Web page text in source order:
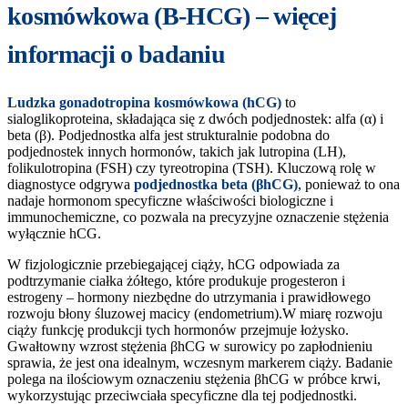
kosmówkowa (B-HCG) – więcej
informacji o badaniu
Ludzka gonadotropina kosmówkowa (hCG) to
sialoglikoproteina, składająca się z dwóch podjednostek: alfa (α) i
beta (β). Podjednostka alfa jest strukturalnie podobna do
podjednostek innych hormonów, takich jak lutropina (LH),
folikulotropina (FSH) czy tyreotropina (TSH). Kluczową rolę w
diagnostyce odgrywa podjednostka beta (βhCG), ponieważ to ona
nadaje hormonom specyficzne właściwości biologiczne i
immunochemiczne, co pozwala na precyzyjne oznaczenie stężenia
wyłącznie hCG.
W fizjologicznie przebiegającej ciąży, hCG odpowiada za
podtrzymanie ciałka żółtego, które produkuje progesteron i
estrogeny – hormony niezbędne do utrzymania i prawidłowego
rozwoju błony śluzowej macicy (endometrium).W miarę rozwoju
ciąży funkcję produkcji tych hormonów przejmuje łożysko.
Gwałtowny wzrost stężenia βhCG w surowicy po zapłodnieniu
sprawia, że jest ona idealnym, wczesnym markerem ciąży. Badanie
polega na ilościowym oznaczeniu stężenia βhCG w próbce krwi,
wykorzystując przeciwciała specyficzne dla tej podjednostki.